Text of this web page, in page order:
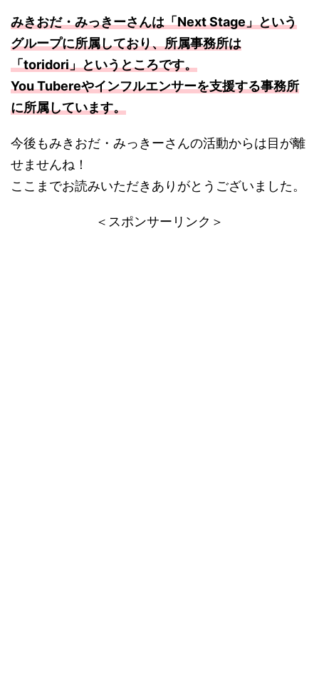
みきおだ・みっきーさんは「Next Stage」という
グループに所属しており、所属事務所は
「toridori」というところです。
You Tubereやインフルエンサーを支援する事務所
に所属しています。
今後もみきおだ・みっきーさんの活動からは目が離
せませんね！
ここまでお読みいただきありがとうございました。
＜スポンサーリンク＞